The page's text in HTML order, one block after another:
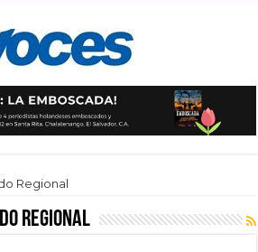
Regional
Regional